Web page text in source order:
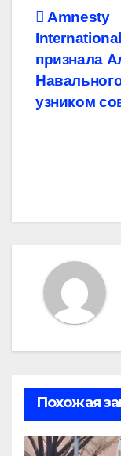
по
Amnesty
признала
узником
Похожая